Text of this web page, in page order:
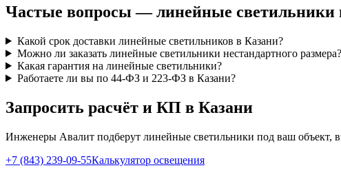
Частые вопросы —линейные светильники
Какой срок доставки линейные светильников в Казани?
Можно ли заказать линейные светильники нестандартного размера?
Какая гарантия на линейные светильники?
Работаете ли вы по 44-ФЗ и 223-ФЗ в Казани?
Запросить расчёт и КП в Казани
Инженеры Авалит подберут линейные светильники под ваш объект,
+7 (843) 239-09-55Калькулятор освещения